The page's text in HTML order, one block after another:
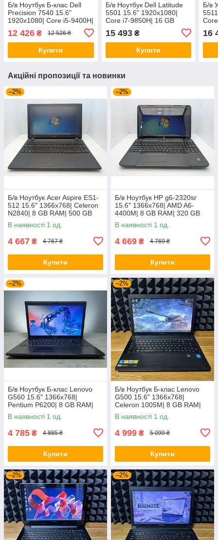
Б/в Ноутбук Б-клас Dell
Precision 7540 15.6"
1920x1080| Core i5-9400H|
16 GB RAM| 256 GB SSD|
UHD 630
12 426 ₴ 12 526 ₴
Купити
Б/в Ноутбук Dell Latitude
5501 15.6" 1920x1080|
Core i7-9850H| 16 GB
RAM| 256 GB SSD| UHD
630
15 493₴
Купити
Б/в
16
Акційні пропозиції та новинки
–2%
Б/в Ноутбук Acer Aspire ES1-
512 15.6" 1366x768| Celeron
N2840| 8 GB RAM| 500 GB
HDD| HD
В наявності 1 од.
4 667 ₴ 4 767 ₴
Купити
–2%
Б/в Ноутбук HP g6-2320sr
15.6" 1366x768| AMD A6-
4400M| 8 GB RAM| 320 GB
HDD| Radeon HD 7520G
В наявності 1 од.
4 669 ₴ 4 769 ₴
Купити
–2%
Б/в Ноутбук Б-клас Lenovo
G560 15.6" 1366x768|
Pentium P6200| 8 GB RAM|
120 GB SSD| HD
В наявності 1 од.
4 785 ₴ 4 885 ₴
Купити
–2%
Б/в Ноутбук Б-клас Lenovo
G500 15.6" 1366x768|
Celeron 1005M| 8 GB RAM|
128 GB SSD| HD
В наявності 1 од.
4 999 ₴ 5 099 ₴
Купити
–2% –2%